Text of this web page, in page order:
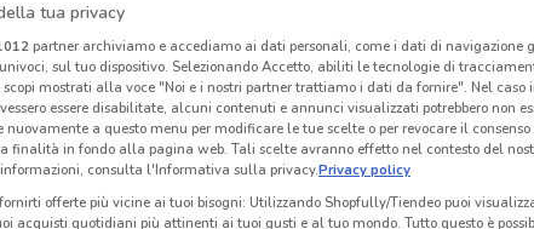
regionali o nazionali. Verifica l’accuratezza
tua privacy
partner archiviamo e accediamo ai dati personali, come i dati di navigazione
sul tuo dispositivo. Selezionando Accetto, abiliti le tecnologie di
mostrati alla voce "Noi e i nostri partner trattiamo i dati da fornire". Nel caso
essere disabilitate, alcuni contenuti e annunci visualizzati potrebbero non
nuovamente a questo menu per modificare le tue scelte o per revocare il
finalità in fondo alla pagina web. Tali scelte avranno effetto nel contesto del
consulta l'Informativa sulla privacy.Privacy policy
offerte più vicine ai tuoi bisogni: Utilizzando Shopfully/Tiendeo puoi
acquisti quotidiani più attinenti ai tuoi gusti e al tuo mondo. Tutto questo è